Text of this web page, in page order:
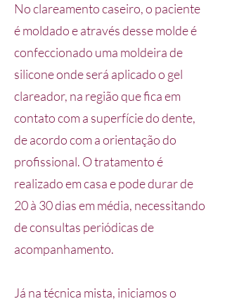
No clareamento caseiro, o paciente
é moldado e através desse molde é
confeccionado uma moldeira de
silicone onde será aplicado o gel
clareador, na região que fica em
contato com a superfície do dente,
de acordo com a orientação do
profissional. O tratamento é
realizado em casa e pode durar de
20 à 30 dias em média, necessitando
de consultas periódicas de
acompanhamento.
Já na técnica mista, iniciamos o